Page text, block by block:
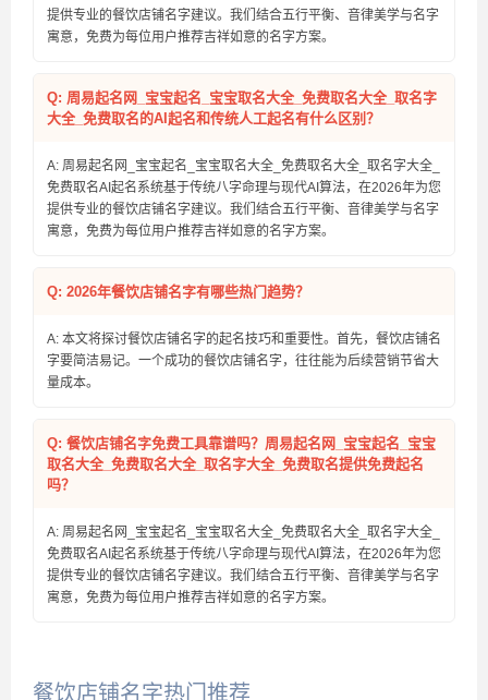
提供专业的餐饮店铺名字建议。我们结合五行平衡、音律美学与名字
寓意，免费为每位用户推荐吉祥如意的名字方案。
Q: 周易起名网_宝宝起名_宝宝取名大全_免费取名大全_取名字
大全_免费取名的AI起名和传统人工起名有什么区别？
A: 周易起名网_宝宝起名_宝宝取名大全_免费取名大全_取名字大全_
免费取名AI起名系统基于传统八字命理与现代AI算法，在2026年为您
提供专业的餐饮店铺名字建议。我们结合五行平衡、音律美学与名字
寓意，免费为每位用户推荐吉祥如意的名字方案。
Q: 2026年餐饮店铺名字有哪些热门趋势？
A: 本文将探讨餐饮店铺名字的起名技巧和重要性。首先，餐饮店铺名
字要简洁易记。一个成功的餐饮店铺名字，往往能为后续营销节省大
量成本。
Q: 餐饮店铺名字免费工具靠谱吗？周易起名网_宝宝起名_宝宝
取名大全_免费取名大全_取名字大全_免费取名提供免费起名
吗？
A: 周易起名网_宝宝起名_宝宝取名大全_免费取名大全_取名字大全_
免费取名AI起名系统基于传统八字命理与现代AI算法，在2026年为您
提供专业的餐饮店铺名字建议。我们结合五行平衡、音律美学与名字
寓意，免费为每位用户推荐吉祥如意的名字方案。
餐饮店铺名字热门推荐